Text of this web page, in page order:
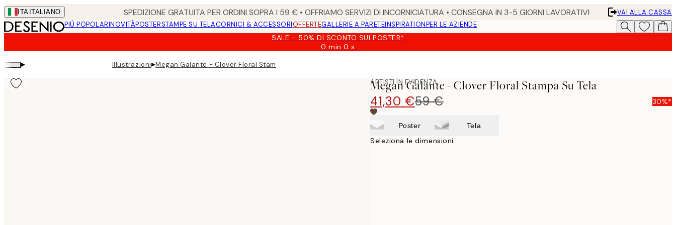
Skip
to
main
ITA ITALIANO SPEDIZIONE GRATUITA PER ORDINI SOPRA I 59 € • OFFRIAMO SERVIZI DI INCORNICIATURA • CONSEGNA IN 3-5 GIORNI LAVORATIVI
VAI ALLA CASSA
PIÚ POPOLARINOVITÀPOSTERSTAMPE SU TELACORNICI & ACCESSORIOFFERTEGALLERIE A PARETEINSPIRATIONPER LE AZIENDE
SALE - 50% DI SCONTO SUI POSTER*
0 min0 s
Valido
▸ Illustrazioni▸Megan Galante - Clover Floral Stampa su Tela
ARTISTI IN EVIDENZA
Megan Galante - Clover Floral Stampa Su Tela
41,30 €59 € 30%*
Poster Tela
Seleziona le dimensioni